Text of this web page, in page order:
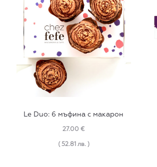
Le Duo: 6 мъфина с макарон
27.00€
( 52.81 лв. )